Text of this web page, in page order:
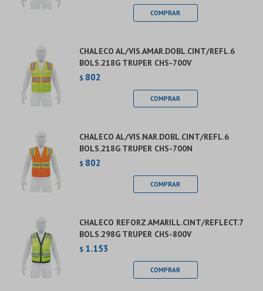
CHALECO AL/VIS.AMAR.DOBL.CINT/REFL.6
BOLS.218G TRUPER CHS-700V
$ 802
CHALECO AL/VIS.NAR.DOBL.CINT/REFL.6
BOLS.218G TRUPER CHS-700N
$ 802
CHALECO REFORZ.AMARILL.CINT/REFLECT.7
BOLS.298G TRUPER CHS-800V
$ 1.153